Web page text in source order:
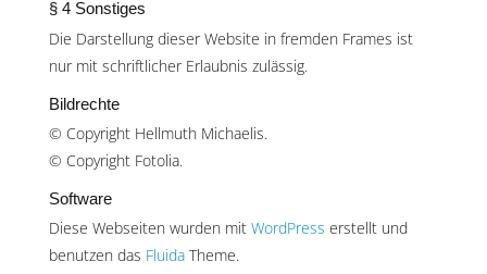
§ 4 Sonstiges
Die Darstellung dieser Website in fremden Frames ist
nur mit schriftlicher Erlaubnis zulässig.
Bildrechte
© Copyright Hellmuth Michaelis.
© Copyright Fotolia.
Software
Diese Webseiten wurden mit WordPress erstellt und
benutzen das FluidaTheme.